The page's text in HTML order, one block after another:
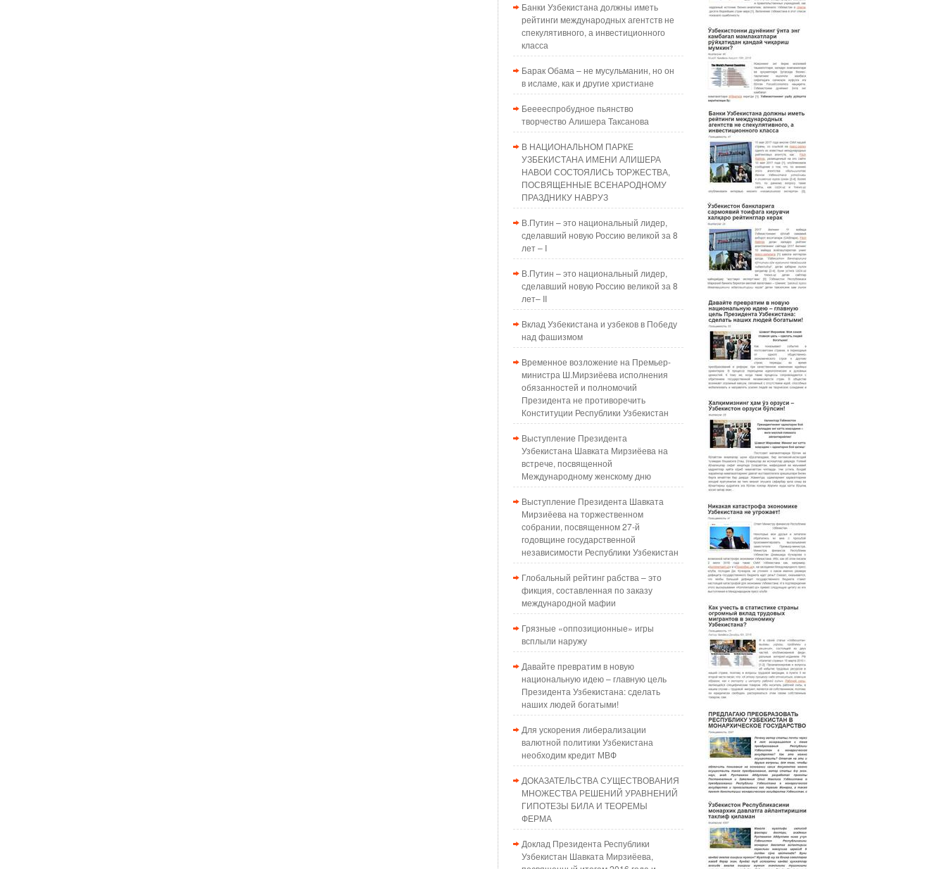
Банки Узбекистана должны иметь
рейтинги международных агентств не
спекулятивного, а инвестиционного
класса
Барак Обама – не мусульманин, но он
в исламе, как и другие христиане
Бееееспробудное пьянство
творчество Алишера Таксанова
В НАЦИОНАЛЬНОМ ПАРКЕ
УЗБЕКИСТАНА ИМЕНИ АЛИШЕРА
НАВОИ СОСТОЯЛИСЬ ТОРЖЕСТВА,
ПОСВЯЩЕННЫЕ ВСЕНАРОДНОМУ
ПРАЗДНИКУ НАВРУЗ
В.Путин – это национальный лидер,
сделавший новую Россию великой за 8
лет – I
В.Путин – это национальный лидер,
сделавший новую Россию великой за 8
лет– II
Вклад Узбекистана и узбеков в Победу
над фашизмом
Временное возложение на Премьер-
министра Ш.Мирзиёева исполнения
обязанностей и полномочий
Президента не противоречить
Конституции Республики Узбекистан
Выступление Президента
Узбекистана Шавката Мирзиёева на
встрече, посвященной
Международному женскому дню
Выступление Президента Шавката
Мирзиёева на торжественном
собрании, посвященном 27-й
годовщине государственной
независимости Республики Узбекистан
Глобальный рейтинг рабства – это
фикция, составленная по заказу
международной мафии
Грязные «оппозиционные» игры
всплыли наружу
Давайте превратим в новую
национальную идею – главную цель
Президента Узбекистана: сделать
наших людей богатыми!
Для ускорения либерализации
валютной политики Узбекистана
необходим кредит МВФ
ДОКАЗАТЕЛЬСТВА СУЩЕСТВОВАНИЯ
МНОЖЕСТВА РЕШЕНИЙ УРАВНЕНИЙ
ГИПОТЕЗЫ БИЛА И ТЕОРЕМЫ
ФЕРМА
Доклад Президента Республики
Узбекистан Шавката Мирзиёева,